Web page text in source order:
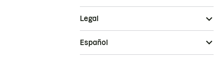
Legal
Español